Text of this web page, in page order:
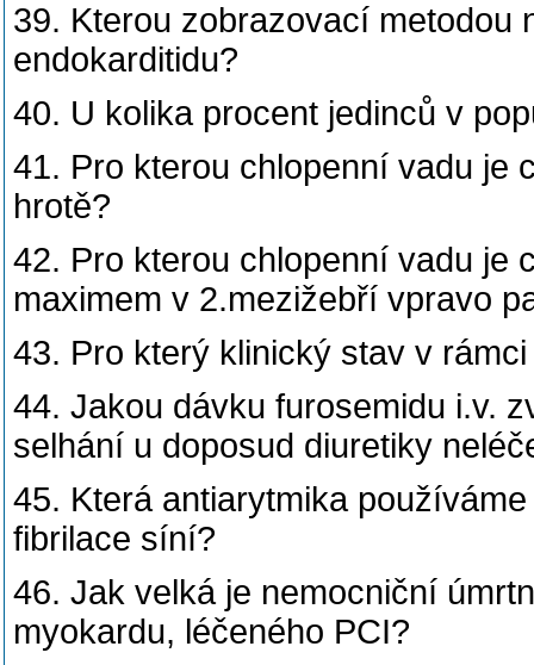
39. Kterou zobrazovací metodou
endokarditidu?
40. U kolika procent jedinců v
41. Pro kterou chlopenní vadu je
hrotě?
42. Pro kterou chlopenní vadu je
maximem v 2.mezižebří vpravo
43. Pro který klinický stav v
44. Jakou dávku furosemidu i.v.
selhání u doposud diuretiky
45. Která antiarytmika
fibrilace síní?
46. Jak velká je nemocniční
myokardu, léčeného PCI?